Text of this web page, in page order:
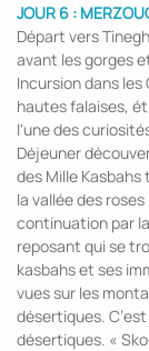
JOUR 6 :
Départ vers
avant les gorges
Incursion dans les
hautes falaises,
l'une des
Déjeuner
des Mille
la vallée des
continuation par
reposant qui se
kasbahs et ses
vues sur les
désertiques.
désertiques. «